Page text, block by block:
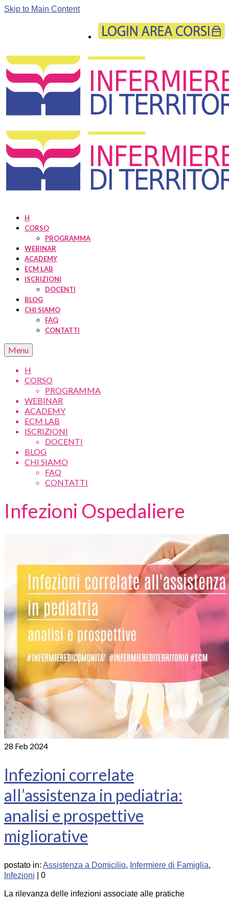
Skip to Main Content
H
CORSO
PROGRAMMA
WEBINAR
ACADEMY
ECM LAB
ISCRIZIONI
DOCENTI
BLOG
CHI SIAMO
FAQ
CONTATTI
Menu
H
CORSO
PROGRAMMA
WEBINAR
ACADEMY
ECM LAB
ISCRIZIONI
DOCENTI
BLOG
CHI SIAMO
FAQ
CONTATTI
Infezioni Ospedaliere
28 Feb 2024
Infezioni correlate
all’assistenza in pediatria:
analisi e prospettive
migliorative
postato in: Assistenza a Domicilio, Infermiere di Famiglia,
Infezioni
0
La rilevanza delle infezioni associate alle pratiche